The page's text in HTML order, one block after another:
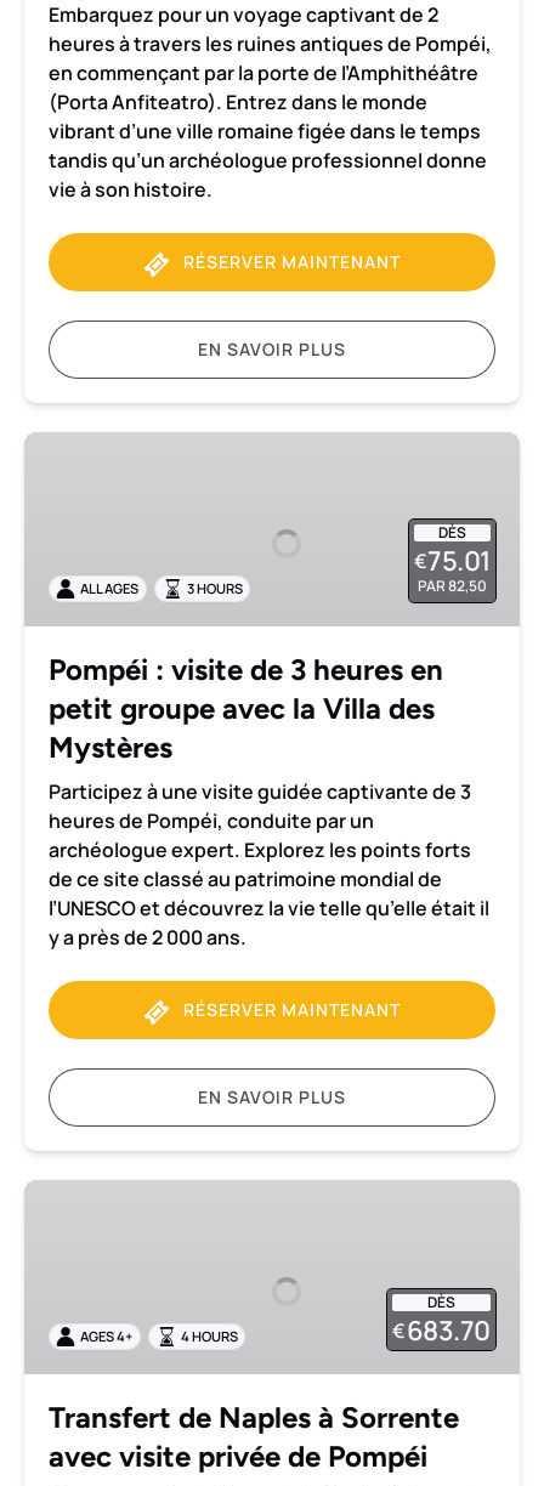
Embarquez pour un voyage captivant de 2
heures à travers les ruines antiques de Pompéi,
en commençant par la porte de l’Amphithéâtre
(Porta Anfiteatro). Entrez dans le monde
vibrant d’une ville romaine figée dans le temps
tandis qu’un archéologue professionnel donne
vie à son histoire.
RÉSERVER MAINTENANT
EN SAVOIR PLUS
Pompéi
heures
en
groupe
avec
des
Mystères
DÈS
€75.01
PAR 82,50
ALL AGES 3 HOURS
Pompéi : visite de 3 heures en
petit groupe avec la Villa des
Mystères
Participez à une visite guidée captivante de 3
heures de Pompéi, conduite par un
archéologue expert. Explorez les points forts
de ce site classé au patrimoine mondial de
l’UNESCO et découvrez la vie telle qu’elle était il
y a près de 2 000 ans.
RÉSERVER MAINTENANT
EN SAVOIR PLUS
Transfert
avec
visite
Pompéi
DÈS
€683.70
AGES 4+ 4 HOURS
Transfert de Naples à Sorrente
avec visite privée de Pompéi